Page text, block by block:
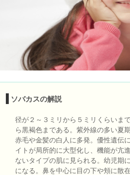
ソバカスの解説
径が２～３ミリから５ミリくらいま
ら黒褐色まである。紫外線の多い夏
赤毛や金髪の白人に多発。優性遺伝
イトが局所的に大型化し、機能が亢
ないタイプの肌に見られる。幼児期
になる。鼻を中心に目の下や頬に散